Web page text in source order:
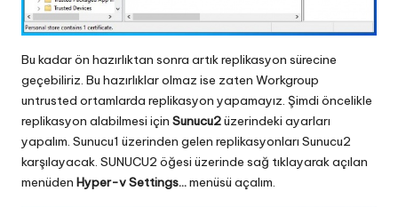
Bu kadar ön hazırlıktan sonra artık replikasyon sürecine
geçebiliriz. Bu hazırlıklar olmaz ise zaten Workgroup
untrusted ortamlarda replikasyon yapamayız. Şimdi öncelikle
replikasyon alabilmesi için Sunucu2üzerindeki ayarları
yapalım. Sunucu1 üzerinden gelen replikasyonları Sunucu2
karşılayacak. SUNUCU2 öğesi üzerinde sağ tıklayarak açılan
menüden Hyper-v Settings…menüsü açalım.